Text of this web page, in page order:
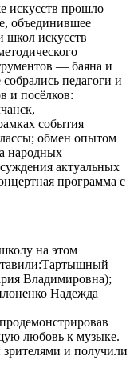
искусств прошло
объединившее
школ искусств
— баяна и
педагоги и
и посёлков:
события
обмен опытом
народных
актуальных
программа с
на этом
Владимировна);
Надежда
любовь к музыке.
и получили